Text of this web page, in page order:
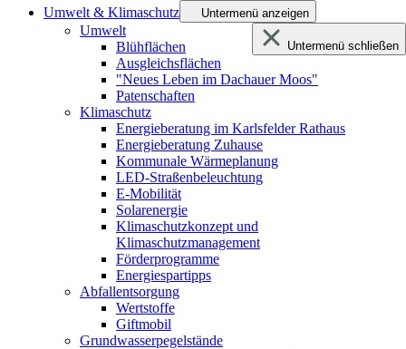
Umwelt & Klimaschutz
Untermenü anzeigen
Untermenü schließen
Umwelt
Blühflächen
Ausgleichsflächen
"Neues Leben im Dachauer Moos"
Patenschaften
Klimaschutz
Energieberatung im Karlsfelder Rathaus
Energieberatung Zuhause
Kommunale Wärmeplanung
LED-Straßenbeleuchtung
E-Mobilität
Solarenergie
Klimaschutzkonzept und
Klimaschutzmanagement
Förderprogramme
Energiespartipps
Abfallentsorgung
Wertstoffe
Giftmobil
Grundwasserpegelstände